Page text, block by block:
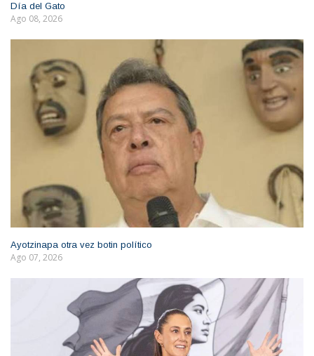
Día del Gato
Ago 08, 2026
Ayotzinapa otra vez botin político
Ago 07, 2026